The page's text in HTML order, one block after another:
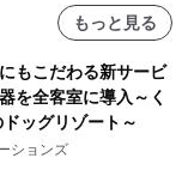
もっと見る
もこだわる新サービ
を全客室に導入～く
ッグリゾート～
ションズ